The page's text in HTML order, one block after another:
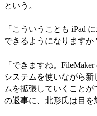
という。
「こういうことも iPad
できるようになりますか
「できますね。
システムを使いながら
ムを拡張していくこと
の返事に、北形氏は目を